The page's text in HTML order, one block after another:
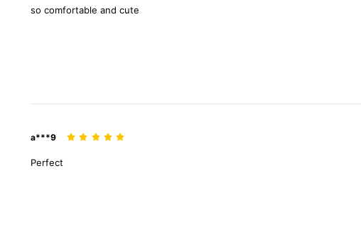
so comfortable and cute
a***9
Perfect